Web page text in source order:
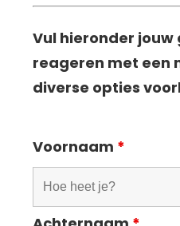
Vul hieronder jouw
reageren met een
diverse opties
Voornaam *